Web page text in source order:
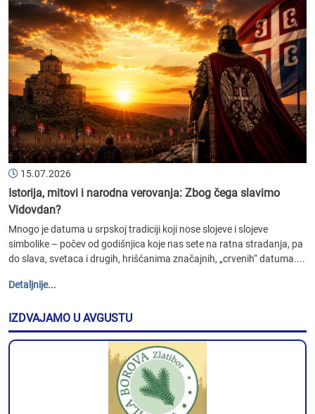
15.07.2026
Istorija, mitovi i narodna verovanja: Zbog čega slavimo
Vidovdan?
Mnogo je datuma u srpskoj tradiciji koji nose slojeve i slojeve
simbolike – počev od godišnjica koje nas sete na ratna stradanja, pa
do slava, svetaca i drugih, hrišćanima značajnih, „crvenih“ datuma....
Detaljnije...
IZDVAJAMO U AVGUSTU